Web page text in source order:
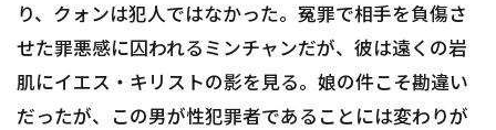
り、クォンは犯人ではなかった。冤罪で相手を負傷さ
せた罪悪感に囚われるミンチャンだが、彼は遠くの岩
肌にイエス・キリストの影を見る。娘の件こそ勘違い
だったが、この男が性犯罪者であることには変わりが